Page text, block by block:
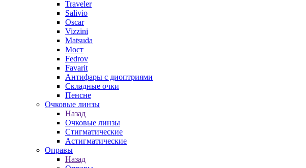
Traveler
Salivio
Oscar
Vizzini
Matsuda
Мост
Fedrov
Favarit
Антифары с диоптриями
Складные очки
Пенсне
Очковые линзы
Назад
Очковые линзы
Стигматические
Астигматические
Оправы
Назад